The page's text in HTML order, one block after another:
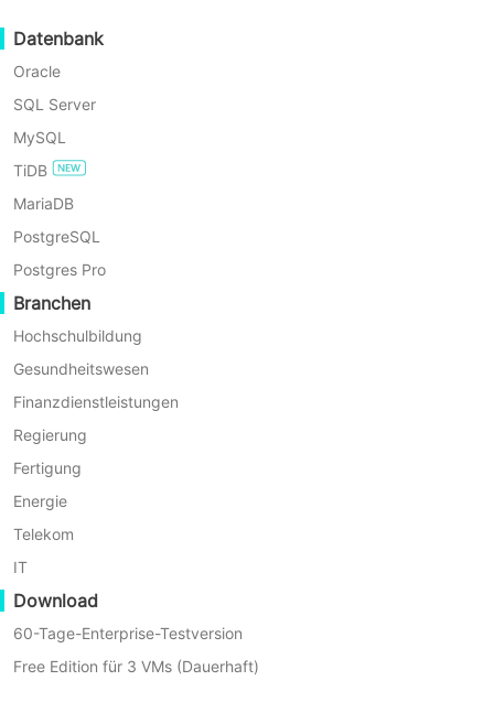
Datenbank
Oracle
SQL Server
MySQL
TiDB
MariaDB
PostgreSQL
Postgres Pro
Branchen
Hochschulbildung
Gesundheitswesen
Finanzdienstleistungen
Regierung
Fertigung
Energie
Telekom
IT
Download
60-Tage-Enterprise-Testversion
Free Edition für 3 VMs (Dauerhaft)
Kubernetes-
Sicherung
Sicherung
(Betriebssystem/Dateien/Datenbanken)
Datei/NAS/S3/Hadoop
Exchange
N/A